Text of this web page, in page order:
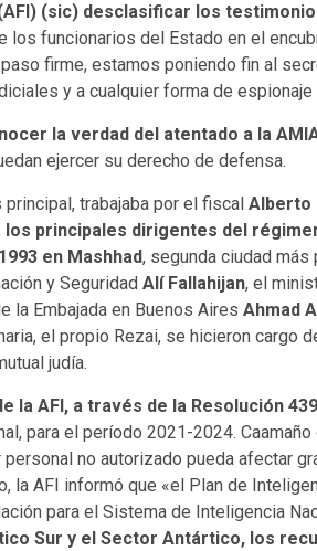
(sic) desclasificar los
los funcionarios del Estado en el
paso firme, estamos poniendo fin al
y a cualquier forma de espionaje
la verdad del atentado a la
ejercer su derecho de defensa.
trabajaba por el fiscal Alberto
los principales dirigentes del
en Mashhad, segunda ciudad
y Seguridad Alí Fallahijan, el
la Embajada en Buenos Aires Ahmad
el propio Rezai, se hicieron cargo
judía.
la AFI, a través de la Resolución
para el período 2021-2024.
no autorizado pueda afectar
la AFI informó que «el Plan de
para el Sistema de Inteligencia
Sur y el Sector Antártico, los